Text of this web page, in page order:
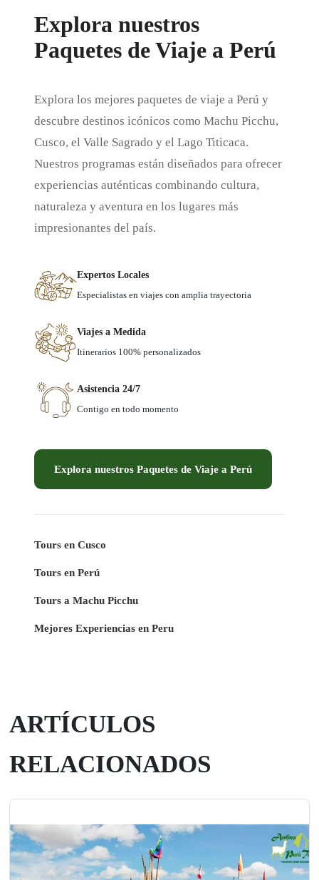
Explora nuestros
Paquetes de Viaje a Perú
Explora los mejores paquetes de viaje a Perú y
descubre destinos icónicos como Machu Picchu,
Cusco, el Valle Sagrado y el Lago Titicaca.
Nuestros programas están diseñados para ofrecer
experiencias auténticas combinando cultura,
naturaleza y aventura en los lugares más
impresionantes del país.
Expertos Locales
Especialistas en viajes con amplia trayectoria
Viajes a Medida
Itinerarios 100% personalizados
Asistencia 24/7
Contigo en todo momento
Explora nuestros Paquetes de Viaje a Perú
Tours en Cusco
Tours en Perú
Tours a Machu Picchu
Mejores Experiencias en Peru
ARTÍCULOS
RELACIONADOS